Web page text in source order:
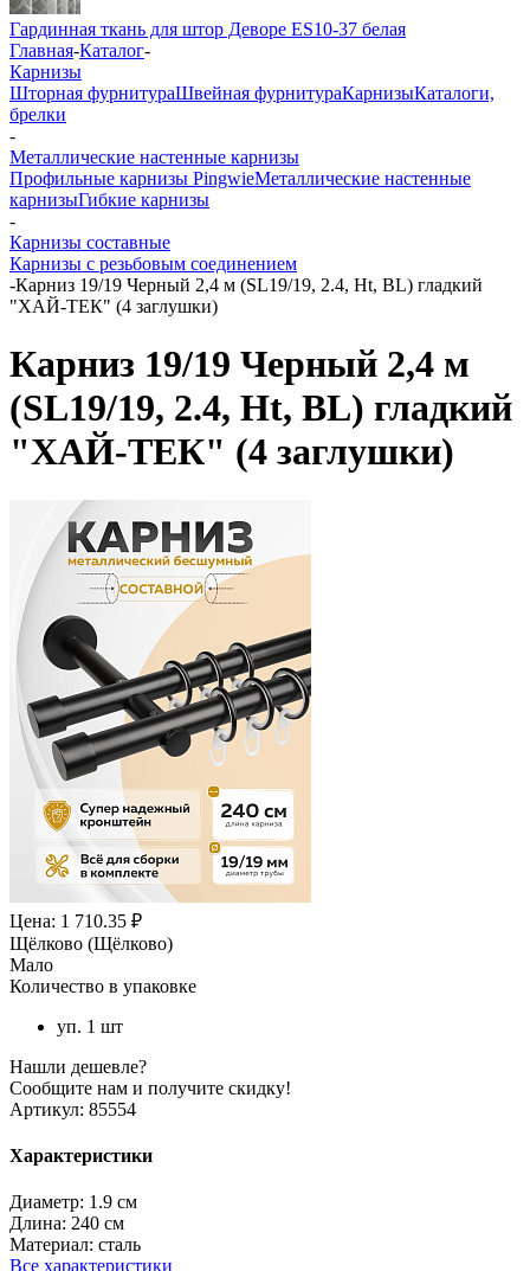
Гардинная ткань для штор Деворе ES10-37 белая
Главная-Каталог-
Карнизы
Шторная фурнитураШвейная фурнитураКарнизыКаталоги,
брелки
-
Металлические настенные карнизы
Профильные карнизы PingwieМеталлические настенные
карнизыГибкие карнизы
-
Карнизы составные
Карнизы с резьбовым соединением
-Карниз 19/19 Черный 2,4 м (SL19/19, 2.4, Ht, BL) гладкий
"ХАЙ-ТЕК" (4 заглушки)
Карниз 19/19 Черный 2,4 м
(SL19/19, 2.4, Ht, BL) гладкий
"ХАЙ-ТЕК" (4 заглушки)
Цена: 1 710.35 ₽
Щёлково (Щёлково)
Мало
Количество в упаковке
уп. 1 шт
Нашли дешевле?
Сообщите нам и получите скидку!
Артикул: 85554
Характеристики
Диаметр: 1.9 см
Длина: 240 см
Материал: сталь
Все характеристики